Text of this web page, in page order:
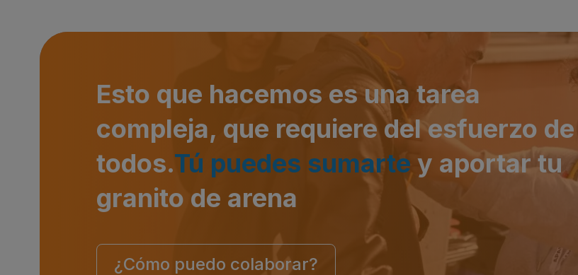
Esto que hacemos es una tarea
compleja, que requiere del esfuerzo de
todos.Tú puedes sumarte y aportar tu
granito de arena
¿Cómo puedo colaborar?